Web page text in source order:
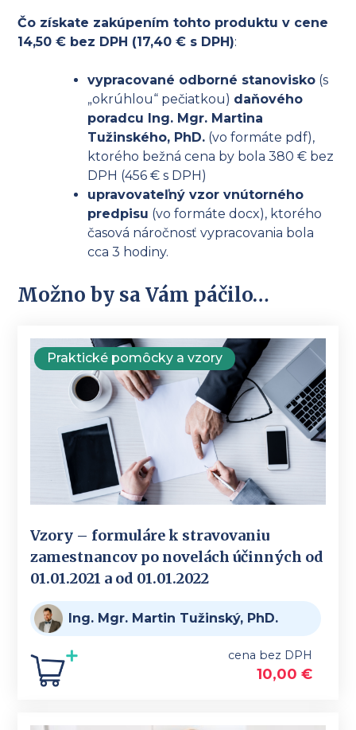
Čo získate zakúpením tohto produktu v cene
14,50 € bez DPH (17,40 € s DPH):
vypracované odborné stanovisko (s
„okrúhlou“ pečiatkou) daňového
poradcu Ing. Mgr. Martina
Tužinského, PhD. (vo formáte pdf),
ktorého bežná cena by bola 380 € bez
DPH (456 € s DPH)
upravovateľný vzor vnútorného
predpisu (vo formáte docx), ktorého
časová náročnosť vypracovania bola
cca 3 hodiny.
Možno by sa Vám páčilo…
Praktické pomôcky a vzory
Vzory – formuláre k stravovaniu
zamestnancov po novelách účinných od
01.01.2021 a od 01.01.2022
Ing. Mgr. Martin Tužinský, PhD.
cena bez DPH
10,00 €